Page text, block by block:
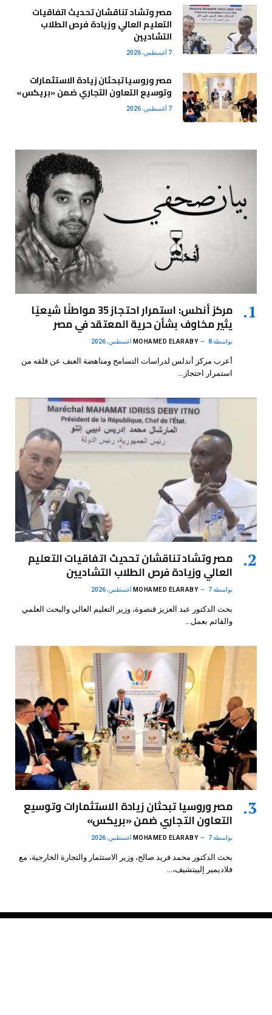
مصر وتشاد تناقشان تحديث اتفاقيات
التعليم العالي وزيادة فرص الطلاب
التشاديين
7 أغسطس، 2026
مصر وروسيا تبحثان زيادة الاستثمارات
وتوسيع التعاون التجاري ضمن «بريكس»
7 أغسطس، 2026
مركز أندلس: استمرار احتجاز 35 مواطنًا شيعيًا
يثير مخاوف بشأن حرية المعتقد في مصر
بواسطة MOHAMED ELARABY 8 أغسطس، 2026
أعرب مركز أندلس لدراسات التسامح ومناهضة العنف عن قلقه من
استمرار احتجاز…
مصر وتشاد تناقشان تحديث اتفاقيات التعليم
العالي وزيادة فرص الطلاب التشاديين
بواسطة MOHAMED ELARABY 7 أغسطس، 2026
بحث الدكتور عبد العزيز قنصوة، وزير التعليم العالي والبحث العلمي
والقائم بعمل…
مصر وروسيا تبحثان زيادة الاستثمارات وتوسيع
التعاون التجاري ضمن «بريكس»
بواسطة MOHAMED ELARABY 7 أغسطس، 2026
بحث الدكتور محمد فريد صالح، وزير الاستثمار والتجارة الخارجية، مع
فلاديمير إلييتشيف،…